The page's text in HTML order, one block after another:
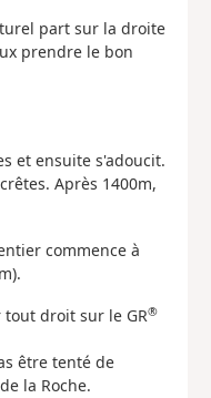
part sur la droite
prendre le bon
et ensuite s'adoucit.
Après 1400m,
commence à
droit sur le GR®
être tenté de
la Roche.